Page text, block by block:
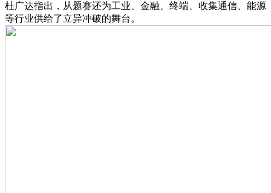
杜广达指出，从题赛还为工业、金融、终端、收集通信、能源
等行业供给了立异冲破的舞台。